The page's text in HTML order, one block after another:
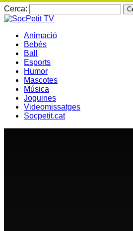
Cerca:
Animació
Bebès
Ball
Esports
Humor
Mascotes
Música
Joguines
Videomissatges
Socpetit.cat